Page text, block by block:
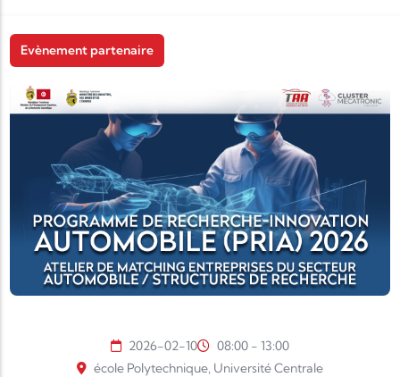
Evènement partenaire
2026-02-10
08:00 - 13:00
école Polytechnique, Université Centrale